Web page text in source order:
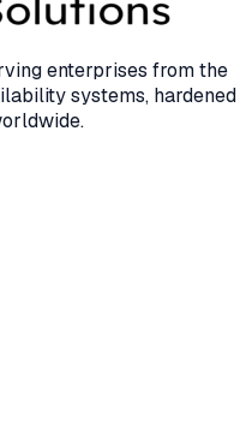
enterprises from the
systems, hardened